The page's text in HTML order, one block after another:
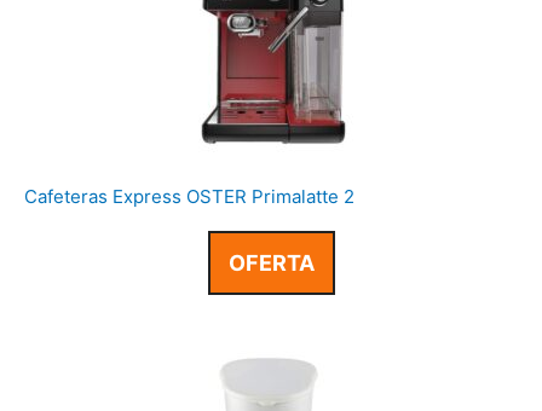
Cafeteras Express OSTER Primalatte 2
OFERTA